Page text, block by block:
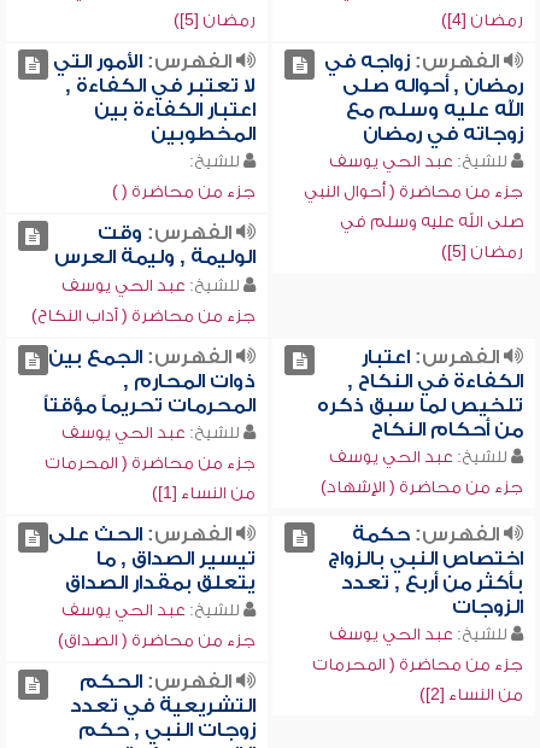
رمضان [4])
رمضان [5])
الفهرس:زواجه في
رمضان , أحواله صلى
الله عليه وسلم مع
زوجاته في رمضان
للشيخ: عبد الحي يوسف
جزء من محاضرة ( أحوال النبي
صلى الله عليه وسلم في
رمضان [5])
الفهرس:الأمور التي
لا تعتبر في الكفاءة ,
اعتبار الكفاءة بين
المخطوبين
للشيخ:
جزء من محاضرة ( )
الفهرس: وقت
الوليمة , وليمة العرس
للشيخ: عبد الحي يوسف
جزء من محاضرة ( آداب النكاح)
الفهرس:اعتبار
الكفاءة في النكاح ,
تلخيص لما سبق ذكره
من أحكام النكاح
للشيخ: عبد الحي يوسف
جزء من محاضرة ( الإشهاد)
الفهرس:الجمع بين
ذوات المحارم ,
المحرمات تحريماً مؤقتاً
للشيخ: عبد الحي يوسف
جزء من محاضرة ( المحرمات
من النساء [1])
الفهرس:حكمة
اختصاص النبي بالزواج
بأكثر من أربع , تعدد
الزوجات
للشيخ: عبد الحي يوسف
جزء من محاضرة ( المحرمات
من النساء [2])
الفهرس:الحث على
تيسير الصداق , ما
يتعلق بمقدار الصداق
للشيخ: عبد الحي يوسف
جزء من محاضرة ( الصداق)
الفهرس:الحكم
التشريعية في تعدد
زوجات النبي , حكم